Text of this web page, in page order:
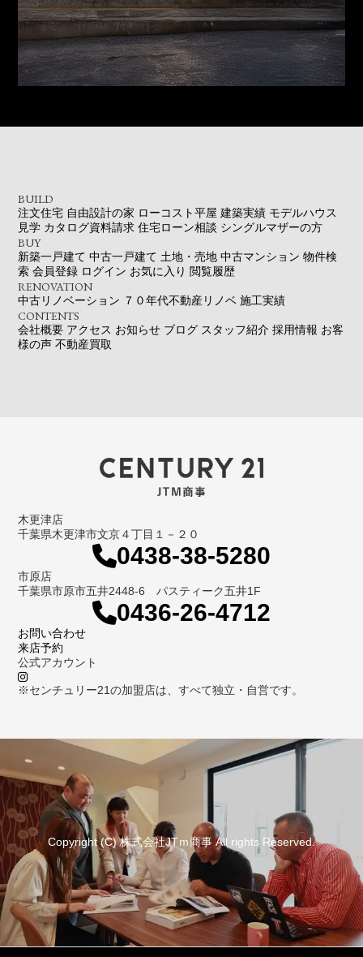
BUILD
注文住宅 自由設計の家 ローコスト平屋 建築実績 モデルハウス
見学 カタログ資料請求 住宅ローン相談 シングルマザーの方
BUY
新築一戸建て 中古一戸建て 土地・売地 中古マンション 物件検
索 会員登録 ログイン お気に入り 閲覧履歴
RENOVATION
中古リノベーション ７０年代不動産リノベ 施工実績
CONTENTS
会社概要 アクセス お知らせ ブログ スタッフ紹介 採用情報 お客
様の声 不動産買取
木更津店
千葉県木更津市文京４丁目１－２０
0438-38-5280
市原店
千葉県市原市五井2448-6 パスティーク五井1F
0436-26-4712
お問い合わせ
来店予約
公式アカウント
※センチュリー21の加盟店は、すべて独立・自営です。
Copyright (C) 株式会社JTｍ商事 All rights Reserved.